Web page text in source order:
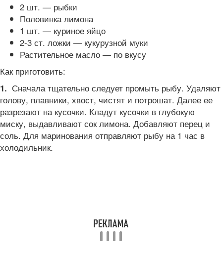
2 шт. — рыбки
Половинка лимона
1 шт. — куриное яйцо
2-3 ст. ложки — кукурузной муки
Растительное масло — по вкусу
Как приготовить:
1. Сначала тщательно следует промыть рыбу. Удаляют
голову, плавники, хвост, чистят и потрошат. Далее ее
разрезают на кусочки. Кладут кусочки в глубокую
миску, выдавливают сок лимона. Добавляют перец и
соль. Для маринования отправляют рыбу на 1 час в
холодильник.